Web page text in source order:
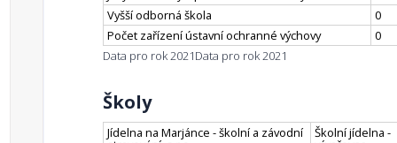
Vyšší odborná škola
0
Počet zařízení ústavní ochranné výchovy
0
Data pro rok 2021Data pro rok 2021
Školy
Jídelna na Marjánce - školní a závodní Školní jídelna -